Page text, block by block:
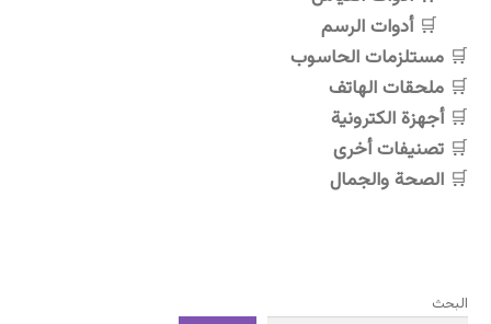
أدوات الرسم
مستلزمات الحاسوب
ملحقات الهاتف
أجهزة الكترونية
تصنيفات أخرى
الصحة والجمال
البحث